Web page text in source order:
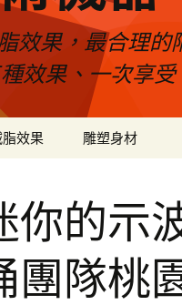
效果，最合理
效果、一次享受
效果 雕塑身材
你的示
團隊桃